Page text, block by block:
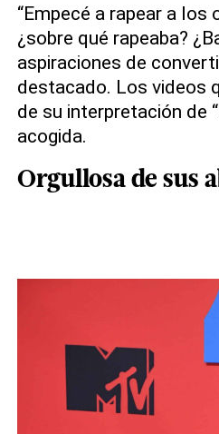
“Empecé a rapear a los
¿sobre qué rapeaba?
aspiraciones de
destacado. Los videos
de su interpretación de
acogida.
Orgullosa de sus